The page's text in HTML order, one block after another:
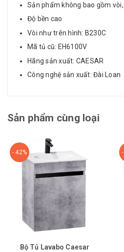
Sản phẩm không bao gồm
Độ bền cao
Vòi như trên hình: B230C
Mã tủ cũ: EH6100V
Hãng sản xuất: CAESAR
Công nghệ sản xuất: Đài Loan
Sản phẩm cùng loại
- 42%
Bộ Tủ Lavabo Caesar